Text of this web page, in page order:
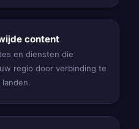
content
en diensten die
regio door verbinding te